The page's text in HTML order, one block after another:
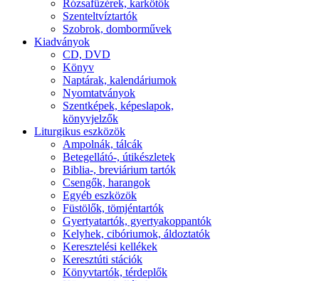
Rózsafüzérek, karkötők
Szenteltvíztartók
Szobrok, domborművek
Kiadványok
CD, DVD
Könyv
Naptárak, kalendáriumok
Nyomtatványok
Szentképek, képeslapok,
könyvjelzők
Liturgikus eszközök
Ampolnák, tálcák
Betegellátó-, útikészletek
Biblia-, breviárium tartók
Csengők, harangok
Egyéb eszközök
Füstölők, tömjéntartók
Gyertyatartók, gyertyakoppantók
Kelyhek, cibóriumok, áldoztatók
Keresztelési kellékek
Keresztúti stációk
Könyvtartók, térdeplők